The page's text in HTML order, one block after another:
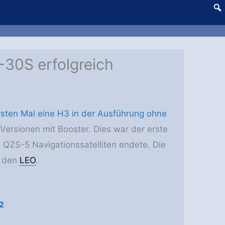
30S erfolgreich
Mal eine H3 in der Ausführung ohne
mit Booster. Dies war der erste
5 Navigationssatelliten endete. Die
LEO.